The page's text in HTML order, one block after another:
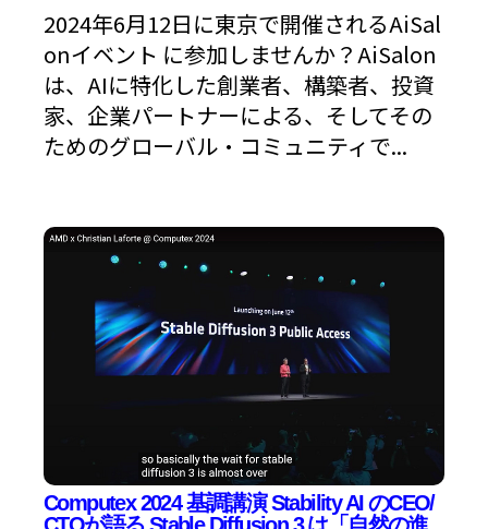
2024年6月12日に東京で開催されるAiSal
onイベント に参加しませんか？AiSalon
は、AIに特化した創業者、構築者、投資
家、企業パートナーによる、そしてその
ためのグローバル・コミュニティで...
Computex 2024 基調講演 Stability AI のCEO/